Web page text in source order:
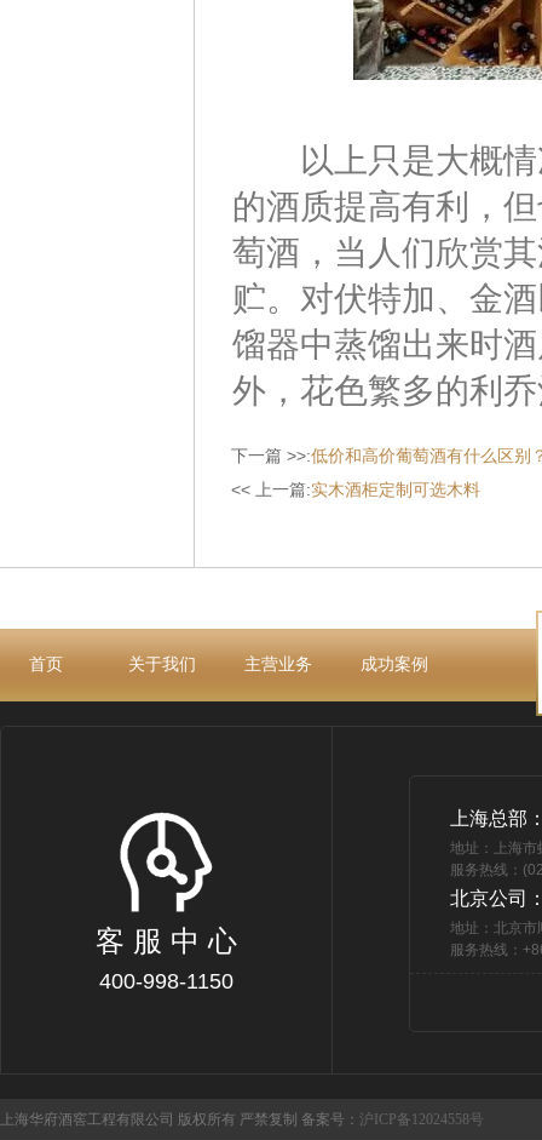
以上只是大概情
的酒质提高有利，
萄酒，当人们欣赏
贮。对伏特加、金
馏器中蒸馏出来时
外，花色繁多的利
下一篇 >>:低价和高价葡萄酒有什么区别
<< 上一篇:实木酒柜定制可选木料
首页 关于我们 主营业务 成功案例
客 服 中 心
400-998-1150
上海总部
地址：上海
服务热线：
北京公司
地址：北京市
服务热线：
上海华府酒窖工程有限公司 版权所有 严禁复制 备案号： 沪ICP备12024558号